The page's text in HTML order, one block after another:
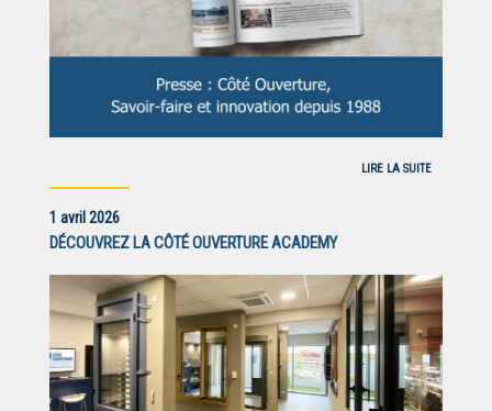
LIRE LA SUITE
1 avril 2026
DÉCOUVREZ LA CÔTÉ OUVERTURE ACADEMY